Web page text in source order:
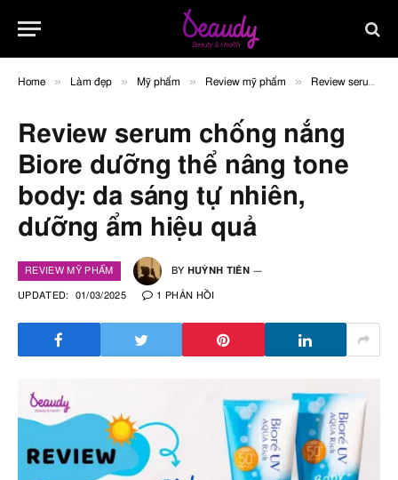
Home » Làm đẹp » Mỹ phẩm » Review mỹ phẩm » Review serum chống nắng Biore dưỡng thể nâng tone body: da sáng tự nhiên, dưỡng ẩm hiệu quả
Review serum chống nắng
Biore dưỡng thể nâng tone
body: da sáng tự nhiên,
dưỡng ẩm hiệu quả
REVIEW MỸ PHẨM BY HUỲNH TIÊN
UPDATED: 01/03/2025 1 PHẢN HỒI